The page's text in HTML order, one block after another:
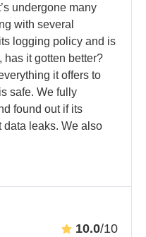
undergone many
with several
logging policy and is
has it gotten better?
it offers to
safe. We fully
found out if its
data leaks. We also
10.0/10